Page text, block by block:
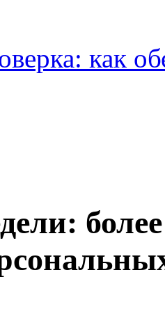
как